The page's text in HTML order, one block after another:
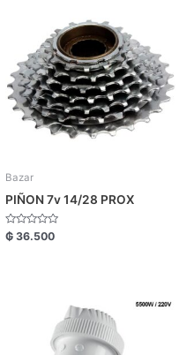
Bazar
PIÑON 7v 14/28 PROX
Valorado
con
₲ 36.500